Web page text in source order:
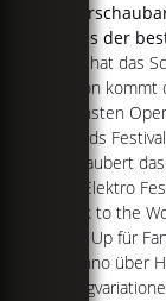
eines der
erst hat das
schon
nächsten
Woods
verzaubert
ein Elektro
Back to the
Line Up für
Techno über